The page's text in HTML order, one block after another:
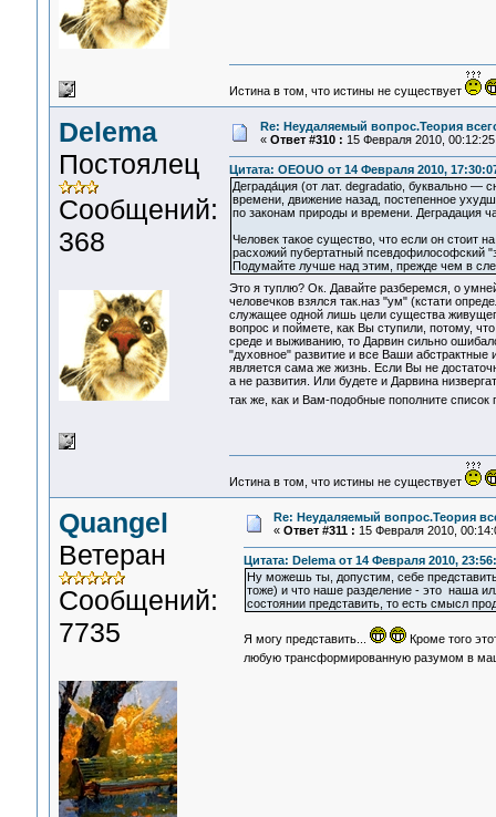
Истина в том, что истины не существует
Delema
Постоялец
Сообщений:
368
Re: Неудаляемый вопрос.Теория
« Ответ #310 : 15 Февраля 2010,
Цитата: OEOUO от 14 Февраля 2010,
Деграда́ция (от лат. degradatio, буквально —
времени, движение назад, постепенное
по законам природы и времени. Деградация
Человек такое существо, что если он стоит
расхожий пубертатный псевдофилософский
Подумайте лучше над этим, прежде чем в
Это я туплю? Ок. Давайте разберемся, о
человечков взялся так.наз "ум" (кстати
служащее одной лишь цели существа
вопрос и поймете, как Вы ступили, потому,
среде и выживанию, то Дарвин сильно
"духовное" развитие и все Ваши абстрактные
является сама же жизнь. Если Вы не
а не развития. Или будете и Дарвина
так же, как и Вам-подобные пополните
Истина в том, что истины не существует
Quangel
Ветеран
Сообщений:
7735
Re: Неудаляемый вопрос.Теория
« Ответ #311 : 15 Февраля 2010,
Цитата: Delema от 14 Февраля 2010,
Ну можешь ты, допустим, себе
тоже) и что наше разделение - это наша
состоянии представить, то есть смысл
Я могу представить...
Кроме того
любую трансформированную разумом в